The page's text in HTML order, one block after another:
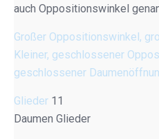
auch Oppositionswinkel
Großer Oppositionswinkel,
Kleiner, geschlossener
geschlossener
Glieder 11
Daumen Glieder